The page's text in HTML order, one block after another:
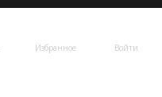
Избранное Войти